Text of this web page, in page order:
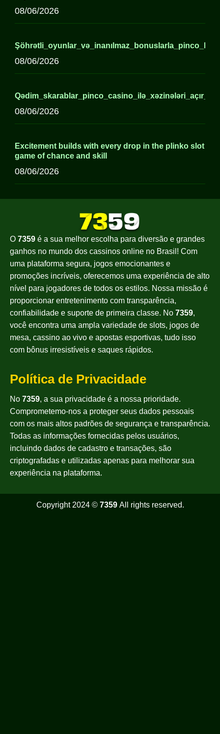
08/06/2026
08/06/2026
08/06/2026
Excitement builds with every drop in the plinko slot
game of chance and skill
08/06/2026
O 7359 é a sua melhor escolha para diversão e grandes
ganhos no mundo dos cassinos online no Brasil! Com
uma plataforma segura, jogos emocionantes e
promoções incríveis, oferecemos uma experiência de alto
nível para jogadores de todos os estilos. Nossa missão é
proporcionar entretenimento com transparência,
confiabilidade e suporte de primeira classe. No 7359,
você encontra uma ampla variedade de slots, jogos de
mesa, cassino ao vivo e apostas esportivas, tudo isso
com bônus irresistíveis e saques rápidos.
Política de Privacidade
No 7359, a sua privacidade é a nossa prioridade.
Comprometemo-nos a proteger seus dados pessoais
com os mais altos padrões de segurança e transparência.
Todas as informações fornecidas pelos usuários,
incluindo dados de cadastro e transações, são
criptografadas e utilizadas apenas para melhorar sua
experiência na plataforma.
Copyright 2024 © 7359All rights reserved.